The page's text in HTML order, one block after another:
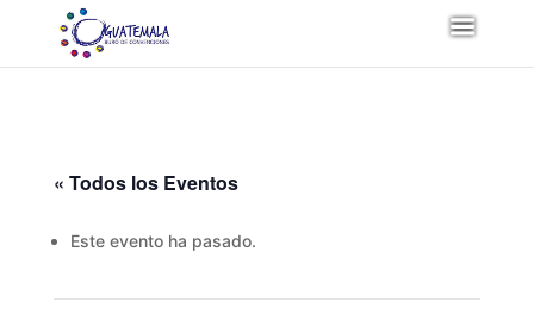
« Todos los Eventos
Este evento ha pasado.